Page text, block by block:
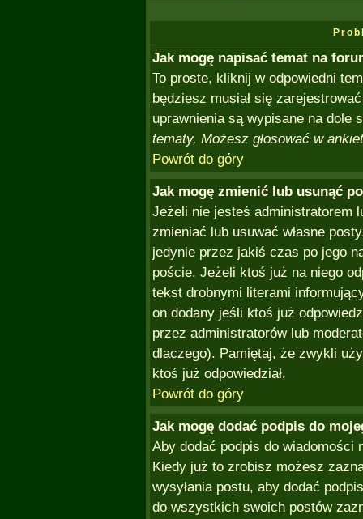
Jak mogę napisać temat na
To proste, kliknij w odpowiedni
będziesz musiał się
uprawnienia są wypisane na dole
tematy, Możesz głosować w
Powrót do góry
Jak mogę zmienić lub usunąć
Jeżeli nie jesteś administratorem
zmieniać lub usuwać własne
jedynie przez jakiś czas po jego
poście. Jeżeli ktoś już na niego
tekst drobnymi literami
on dodany jeśli ktoś już
przez administratorów lub
dlaczego). Pamiętaj, że zwykli
ktoś już odpowiedział.
Powrót do góry
Jak mogę dodać podpis do
Aby dodać podpis do
Kiedy już to zrobisz możesz
wysyłania postu, aby dodać
do wszystkich swoich postów